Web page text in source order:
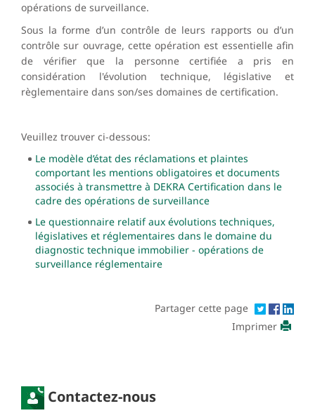
opérations de surveillance.
Sous la forme d’un contrôle de leurs rapports ou d’un
contrôle sur ouvrage, cette opération est essentielle afin
de vérifier que la personne certifiée a pris en
considération l'évolution technique, législative et
règlementaire dans son/ses domaines de certification.
Veuillez trouver ci-dessous:
Le modèle d’état des réclamations et plaintes
comportant les mentions obligatoires et documents
associés à transmettre à DEKRA Certification dans le
cadre des opérations de surveillance
Le questionnaire relatif aux évolutions techniques,
législatives et réglementaires dans le domaine du
diagnostic technique immobilier - opérations de
surveillance réglementaire
Partager cette page
Imprimer
Contactez-nous